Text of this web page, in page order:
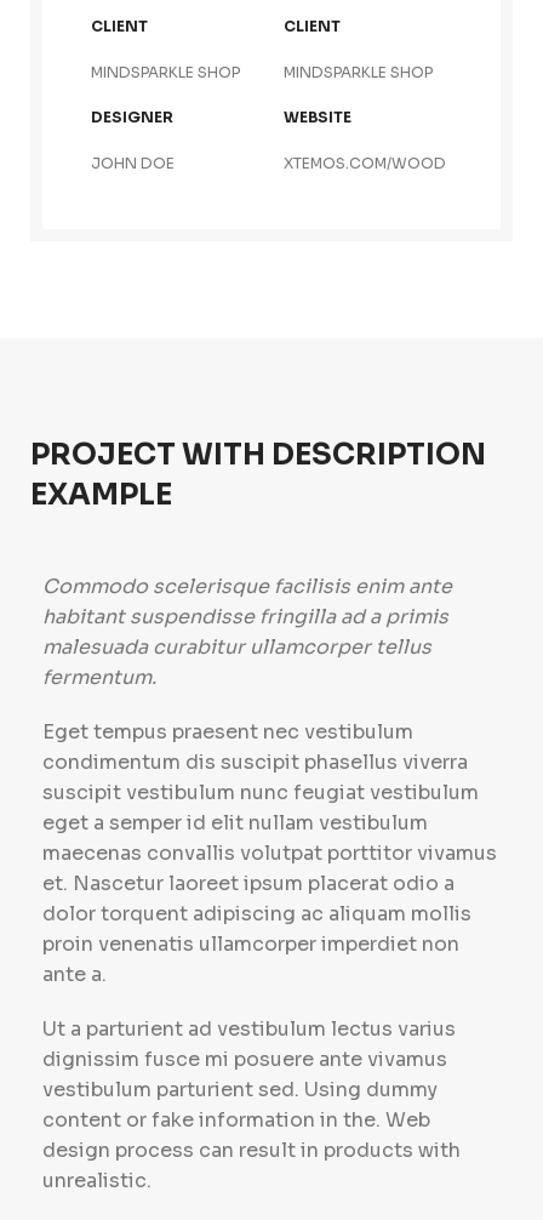
CLIENT
MINDSPARKLE SHOP
CLIENT
MINDSPARKLE SHOP
DESIGNER
JOHN DOE
WEBSITE
XTEMOS.COM/WOOD
PROJECT WITH DESCRIPTION
EXAMPLE
Commodo scelerisque facilisis enim ante
habitant suspendisse fringilla ad a primis
malesuada curabitur ullamcorper tellus
fermentum.
Eget tempus praesent nec vestibulum
condimentum dis suscipit phasellus viverra
suscipit vestibulum nunc feugiat vestibulum
eget a semper id elit nullam vestibulum
maecenas convallis volutpat porttitor vivamus
et. Nascetur laoreet ipsum placerat odio a
dolor torquent adipiscing ac aliquam mollis
proin venenatis ullamcorper imperdiet non
ante a.
Ut a parturient ad vestibulum lectus varius
dignissim fusce mi posuere ante vivamus
vestibulum parturient sed. Using dummy
content or fake information in the. Web
design process can result in products with
unrealistic.